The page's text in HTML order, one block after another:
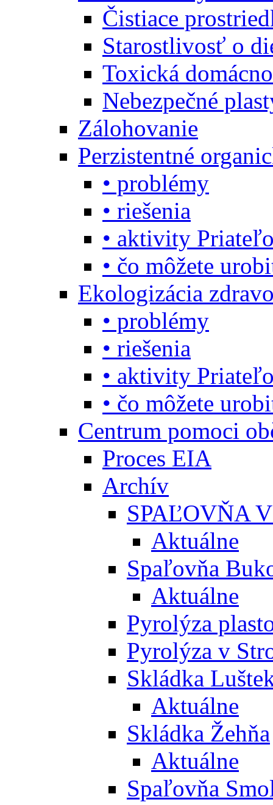
Čistiace
Starostlivosť o
Toxická
Nebezpečné
Zálohovanie
Perzistentné
• problémy
• riešenia
• aktivity
• čo môžete
Ekologizácia
• problémy
• riešenia
• aktivity
• čo môžete
Centrum pomoci
Proces EIA
Archív
SPAĽOVŇA
Aktuálne
Spaľovňa
Aktuálne
Pyrolýza
Pyrolýza v
Skládka
Aktuálne
Skládka Žehňa
Aktuálne
Spaľovňa